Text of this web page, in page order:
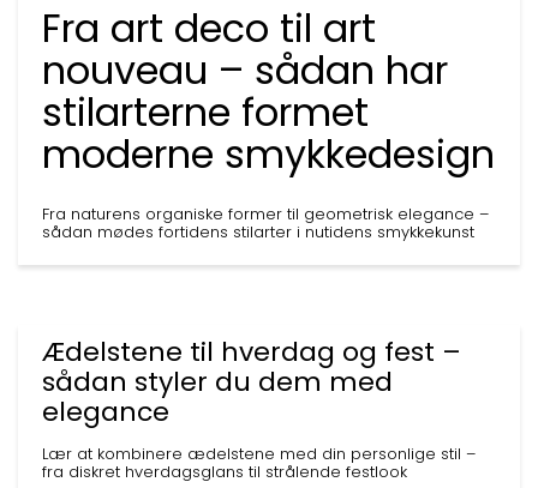
Fra art deco til art
nouveau – sådan har
stilarterne formet
moderne smykkedesign
Fra naturens organiske former til geometrisk elegance –
sådan mødes fortidens stilarter i nutidens smykkekunst
Ædelstene til hverdag og fest –
sådan styler du dem med
elegance
Lær at kombinere ædelstene med din personlige stil –
fra diskret hverdagsglans til strålende festlook